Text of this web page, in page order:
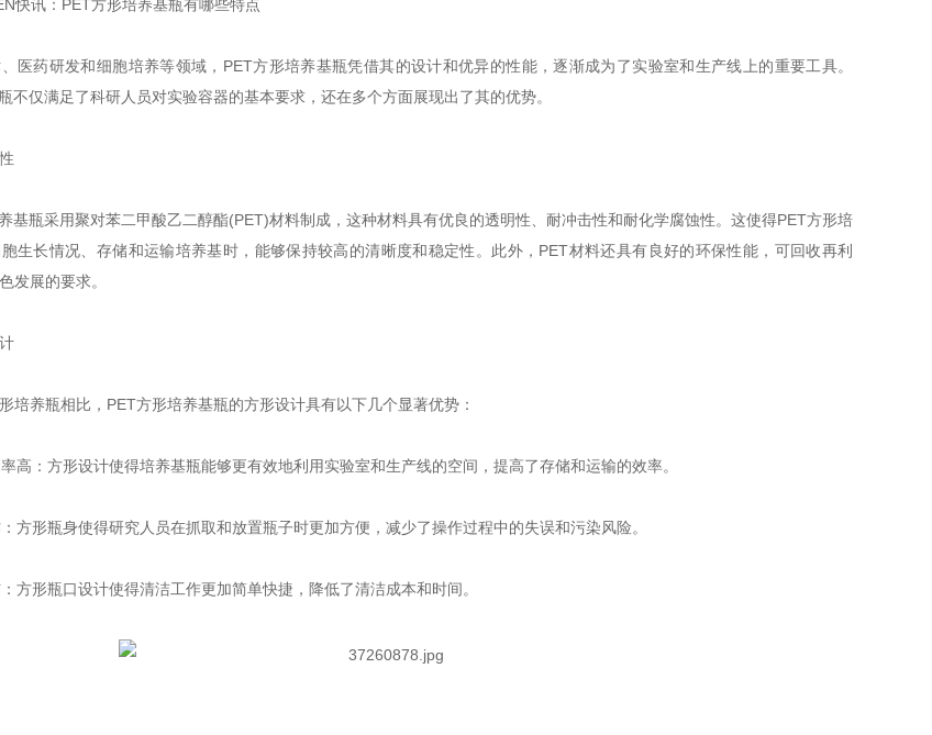
讯：PET方形培养基瓶有哪些特点
药研发和细胞培养等领域，PET方形培养基瓶凭借其的设计和优异的性能，逐渐成为了实验室和生产线上的重要工具。
不仅满足了科研人员对实验容器的基本要求，还在多个方面展现出了其的优势。
瓶采用聚对苯二甲酸乙二醇酯(PET)材料制成，这种材料具有优良的透明性、耐冲击性和耐化学腐蚀性。这使得PET方形培
生长情况、存储和运输培养基时，能够保持较高的清晰度和稳定性。此外，PET材料还具有良好的环保性能，可回收再利
发展的要求。
养瓶相比，PET方形培养基瓶的方形设计具有以下几个显著优势：
：方形设计使得培养基瓶能够更有效地利用实验室和生产线的空间，提高了存储和运输的效率。
形瓶身使得研究人员在抓取和放置瓶子时更加方便，减少了操作过程中的失误和污染风险。
形瓶口设计使得清洁工作更加简单快捷，降低了清洁成本和时间。